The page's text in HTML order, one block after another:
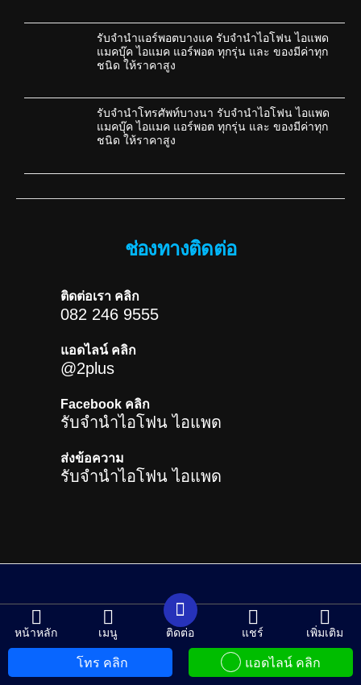
รับจำนำแอร์พอตบางแค รับจำนำไอโฟน ไอแพด
แมคบุ๊ค ไอแมค แอร์พอต ทุกรุ่น และ ของมีค่าทุก
ชนิด ให้ราคาสูง
รับจำนำโทรศัพท์บางนา รับจำนำไอโฟน ไอแพด
แมคบุ๊ค ไอแมค แอร์พอต ทุกรุ่น และ ของมีค่าทุก
ชนิด ให้ราคาสูง
ช่องทางติดต่อ
ติดต่อเรา คลิก
082 246 9555
แอดไลน์ คลิก
@2plus
Facebook คลิก
รับจำนำไอโฟน ไอแพด
ส่งข้อความ
รับจำนำไอโฟน ไอแพด
หน้าหลัก เมนู ติดต่อ แชร์ เพิ่มเติม
โทร คลิก แอดไลน์ คลิก